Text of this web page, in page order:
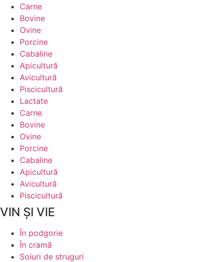
Carne
Bovine
Ovine
Porcine
Cabaline
Apicultură
Avicultură
Piscicultură
Lactate
Carne
Bovine
Ovine
Porcine
Cabaline
Apicultură
Avicultură
Piscicultură
VIN ȘI VIE
În podgorie
În cramă
Soiuri de struguri